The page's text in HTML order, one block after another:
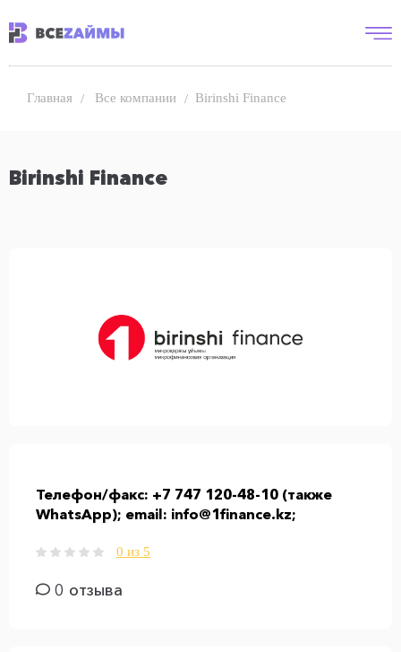
Главная Все компании Birinshi Finance
Birinshi Finance
Телефон/факс: +7 747 120-48-10 (также
WhatsApp); email: info@1finance.kz;
0 из 5
0 отзыва